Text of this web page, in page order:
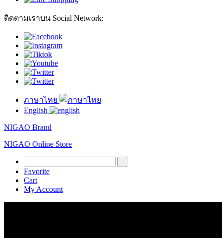
ติดตามเราบน Social Network:
ภาษาไทย
English
NIGAO Brand
NIGAO Online Store
Favorite
Cart
My Account